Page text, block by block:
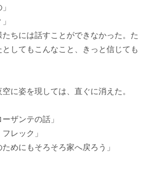
たちには話すことができなかった。た
してもこんなこと、きっと信じても
に姿を現しては、直ぐに消えた。
ザンテの話」
レック」
ためにもそろそろ家へ戻ろう」